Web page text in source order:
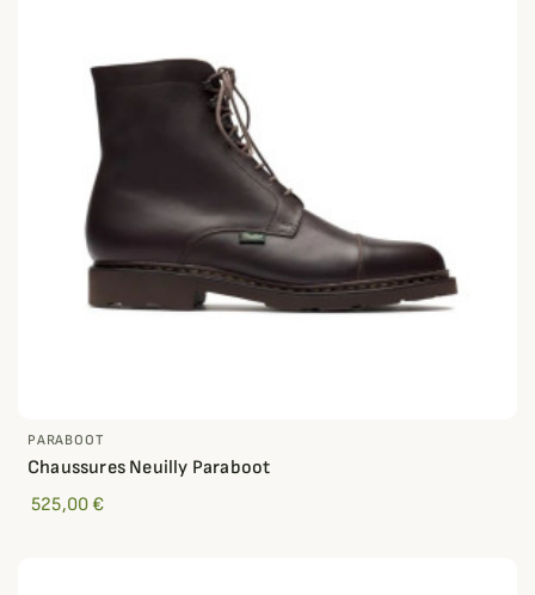
PARABOOT
Chaussures Neuilly Paraboot
525,00 €